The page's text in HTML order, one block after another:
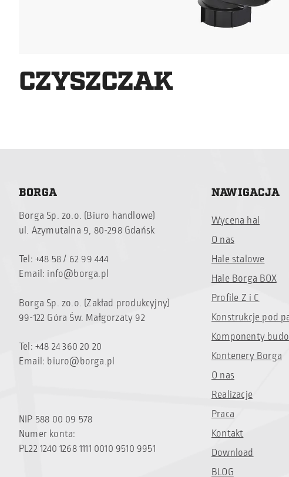
CZYSZCZAK
BORGA
Borga Sp. zo.o. (Biuro handlowe)
ul. Azymutalna 9, 80-298 Gdańsk
Tel: +48 58 / 62 99 444
Email: info@borga.pl
Borga Sp. zo.o. (Zakład produkcyjny)
99-122 Góra Św. Małgorzaty 92
Tel: +48 24 360 20 20
Email: biuro@borga.pl
NIP 588 00 09 578
Numer konta:
PL22 1240 1268 1111 0010 9510 9951
NAWIGACJA
Wycena hal
O nas
Hale stalowe
Hale Borga BOX
Profile Z i C
Konstrukcje pod
Komponenty
Kontenery Borga
O nas
Realizacje
Praca
Kontakt
Download
BLOG